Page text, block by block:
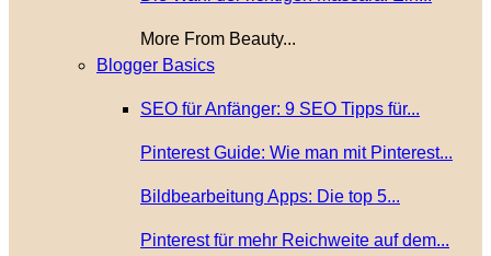
More From Beauty...
Blogger Basics
SEO für Anfänger: 9 SEO Tipps für...
Pinterest Guide: Wie man mit Pinterest...
Bildbearbeitung Apps: Die top 5...
Pinterest für mehr Reichweite auf dem...